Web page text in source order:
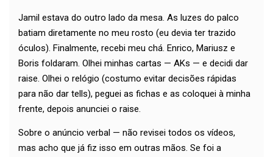
Jamil estava do outro lado da mesa. As luzes do palco
batiam diretamente no meu rosto (eu devia ter trazido
óculos). Finalmente, recebi meu chá. Enrico, Mariusz e
Boris foldaram. Olhei minhas cartas — AKs — e decidi dar
raise. Olhei o relógio (costumo evitar decisões rápidas
para não dar tells), peguei as fichas e as coloquei à minha
frente, depois anunciei o raise.
Sobre o anúncio verbal — não revisei todos os vídeos,
mas acho que já fiz isso em outras mãos. Se foi a